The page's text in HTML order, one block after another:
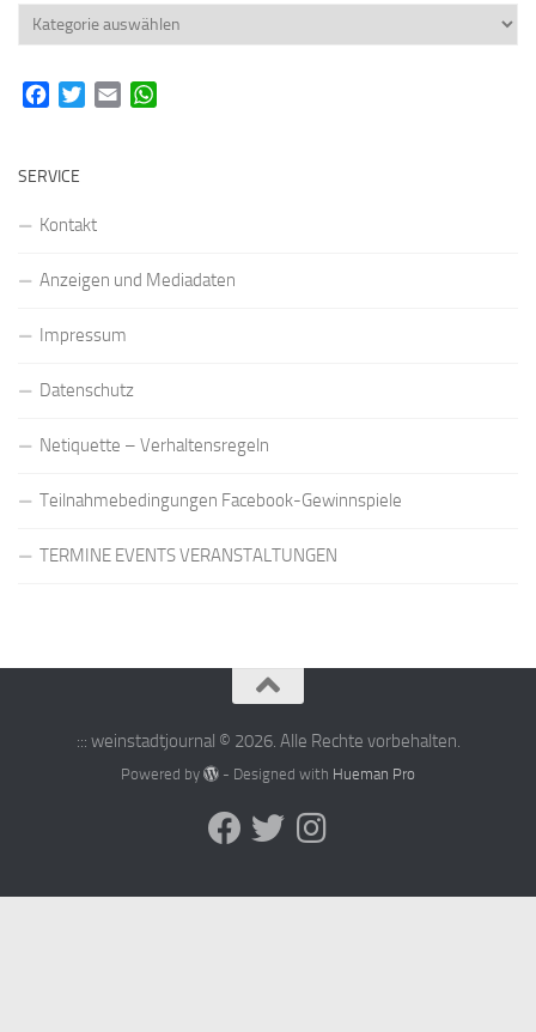
Rubriken
FacebookTwitterEmail
SERVICE
Kontakt
Anzeigen und Mediadaten
Impressum
Datenschutz
Netiquette – Verhaltensregeln
Teilnahmebedingungen Facebook-Gewinnspiele
TERMINE EVENTS VERANSTALTUNGEN
::: weinstadtjournal © 2026. Alle Rechte vorbehalten.
Powered by - Designed with Hueman Pro